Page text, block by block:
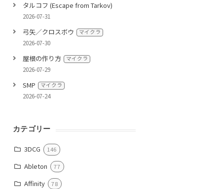
タルコフ (Escape from Tarkov)
2026-07-31
弓矢／クロスボウ マイクラ
2026-07-30
屋根の作り方 マイクラ
2026-07-29
SMP マイクラ
2026-07-24
カテゴリー
3DCG 146
Ableton 77
Affinity 78